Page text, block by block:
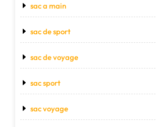
sac a main
sac de sport
sac de voyage
sac sport
sac voyage